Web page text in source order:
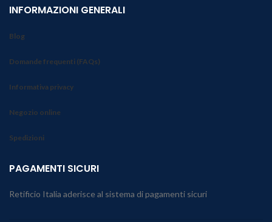
INFORMAZIONI GENERALI
Blog
Domande frequenti (FAQs)
Informativa privacy
Negozio online
Spedizioni
PAGAMENTI SICURI
Retificio Italia aderisce al sistema di pagamenti sicuri